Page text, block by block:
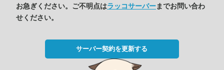
お急ぎください。ご不明点はラッコサーバーまでお問い合わ
せください。
サーバー契約を更新する